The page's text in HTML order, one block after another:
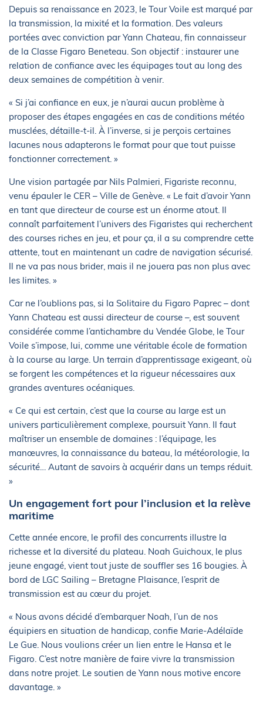
Depuis sa renaissance en 2023, le Tour Voile est marqué par
la transmission, la mixité et la formation. Des valeurs
portées avec conviction par Yann Chateau, fin connaisseur
de la Classe Figaro Beneteau. Son objectif : instaurer une
relation de confiance avec les équipages tout au long des
deux semaines de compétition à venir.
« Si j’ai confiance en eux, je n’aurai aucun problème à
proposer des étapes engagées en cas de conditions météo
musclées, détaille-t-il. À l’inverse, si je perçois certaines
lacunes nous adapterons le format pour que tout puisse
fonctionner correctement. »
Une vision partagée par Nils Palmieri, Figariste reconnu,
venu épauler le CER – Ville de Genève. « Le fait d’avoir Yann
en tant que directeur de course est un énorme atout. Il
connaît parfaitement l’univers des Figaristes qui recherchent
des courses riches en jeu, et pour ça, il a su comprendre cette
attente, tout en maintenant un cadre de navigation sécurisé.
Il ne va pas nous brider, mais il ne jouera pas non plus avec
les limites. »
Car ne l’oublions pas, si la Solitaire du Figaro Paprec – dont
Yann Chateau est aussi directeur de course –, est souvent
considérée comme l’antichambre du Vendée Globe, le Tour
Voile s’impose, lui, comme une véritable école de formation
à la course au large. Un terrain d’apprentissage exigeant, où
se forgent les compétences et la rigueur nécessaires aux
grandes aventures océaniques.
« Ce qui est certain, c’est que la course au large est un
univers particulièrement complexe, poursuit Yann. Il faut
maîtriser un ensemble de domaines : l’équipage, les
manœuvres, la connaissance du bateau, la météorologie, la
sécurité… Autant de savoirs à acquérir dans un temps réduit.
»
Un engagement fort pour l’inclusion et la relève
maritime
Cette année encore, le profil des concurrents illustre la
richesse et la diversité du plateau. Noah Guichoux, le plus
jeune engagé, vient tout juste de souffler ses 16 bougies. À
bord de LGC Sailing – Bretagne Plaisance, l’esprit de
transmission est au cœur du projet.
« Nous avons décidé d’embarquer Noah, l’un de nos
équipiers en situation de handicap, confie Marie-Adélaïde
Le Gue. Nous voulions créer un lien entre le Hansa et le
Figaro. C’est notre manière de faire vivre la transmission
dans notre projet. Le soutien de Yann nous motive encore
davantage. »